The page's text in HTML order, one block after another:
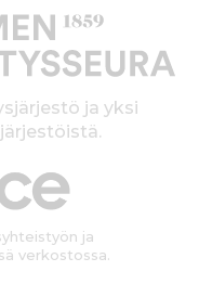
ja yksi
ja
verkostossa.